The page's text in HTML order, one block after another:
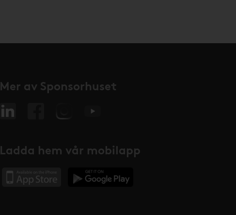
Mer av Sponsorhuset
Ladda hem vår mobilapp